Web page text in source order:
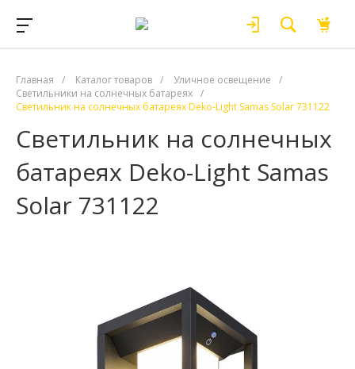
Главная / Каталог товаров / Уличное освещение
/
Светильники на солнечных батареях /
Светильник на солнечных батареях Deko-Light Samas Solar 731122
Светильник на солнечных
батареях Deko-Light Samas
Solar 731122